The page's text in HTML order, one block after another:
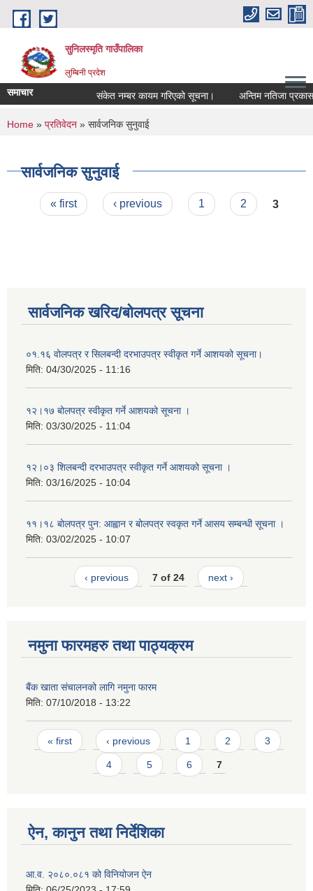
Skip to main content
सुनिलस्मृति गाउँपालिका
लुम्बिनी प्रदेश
समाचार संकेत नम्बर कायम गरिएको सूचना। अन्तिम नतिजा प्रकासन
You are here
Home » प्रतिवेदन » सार्वजनिक सुनुवाई
सार्वजनिक सुनुवाई
Pages
« first ‹ previous 1 2 3
सार्वजनिक खरिद/बोलपत्र सूचना
०१.१६ वोलपत्र र सिलबन्दी दरभाउपत्र स्वीकृत गर्ने आशयको सूचना।
मिति: 04/30/2025 - 11:16
१२।१७ बोलपत्र स्वीकृत गर्ने आशयको सूचना ।
मिति: 03/30/2025 - 11:04
१२।०३ शिलबन्दी दरभाउपत्र स्वीकृत गर्ने आशयको सूचना ।
मिति: 03/16/2025 - 10:04
११।१८ बोलपत्र पुन: आह्वान र बोलपत्र स्वकृत गर्ने आसय सम्बन्धी सूचना ।
मिति: 03/02/2025 - 10:07
‹ previous 7 of 24 next ›
नमुना फारमहरु तथा पाठ्यक्रम
बैंक खाता संचालनको लागि नमुना फारम
मिति: 07/10/2018 - 13:22
Pages
« first ‹ previous 1 2 3
4 5 6 7
ऐन, कानुन तथा निर्देशिका
आ.व. २०८०.०८१ को विनियोजन ऐन